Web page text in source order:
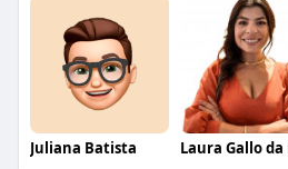
Juliana Batista